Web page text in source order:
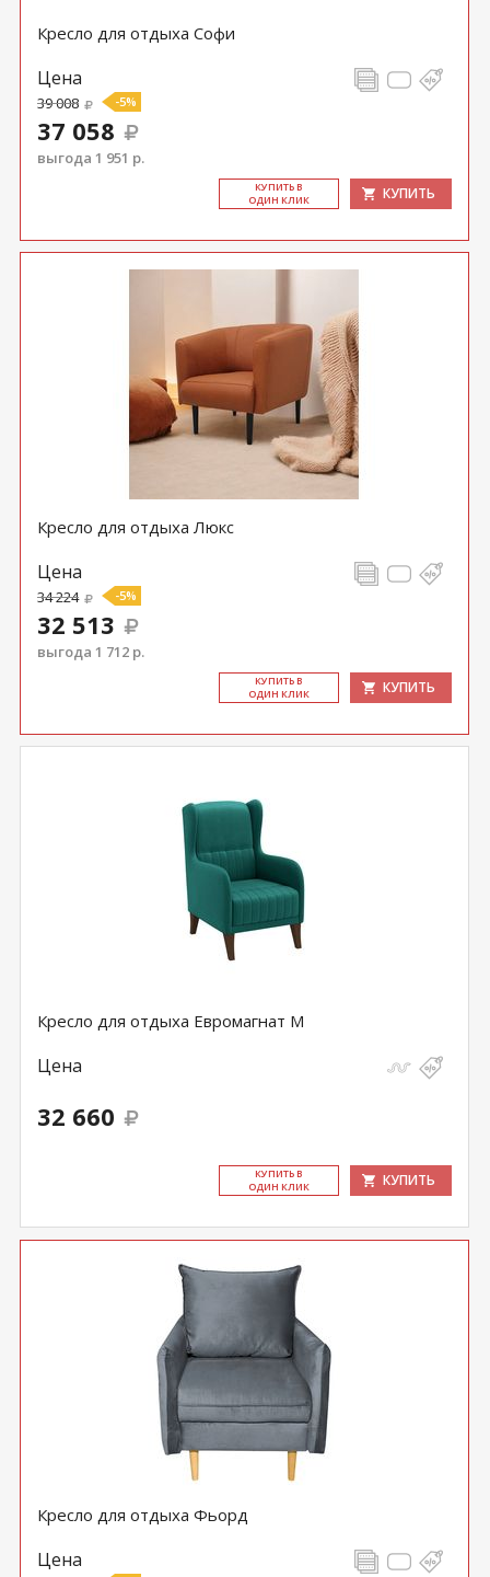
Кресло для отдыха Софи
Цена
39 008 -5%
37 058
выгода 1 951 р.
КУ­ПИТЬ В
ОДИН КЛИК
КУПИТЬ
Кресло для отдыха Люкс
Цена
34 224 -5%
32 513
выгода 1 712 р.
КУ­ПИТЬ В
ОДИН КЛИК
КУПИТЬ
Кресло для отдыха Евромагнат М
Цена
32 660
КУ­ПИТЬ В
ОДИН КЛИК
КУПИТЬ
Кресло для отдыха Фьорд
Цена